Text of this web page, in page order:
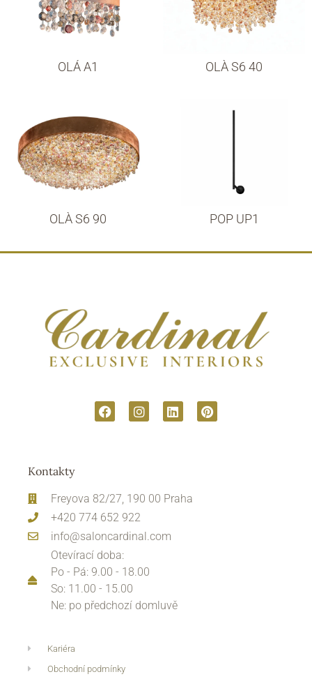
OLÁ A1 OLÀ S6 40
OLÀ S6 90 POP UP1
Kontakty
Freyova 82/27, 190 00 Praha
+420 774 652 922
info@saloncardinal.com
Otevírací doba:
Po - Pá: 9.00 - 18.00
So: 11.00 - 15.00
Ne: po předchozí domluvě
Kariéra
Obchodní podmínky